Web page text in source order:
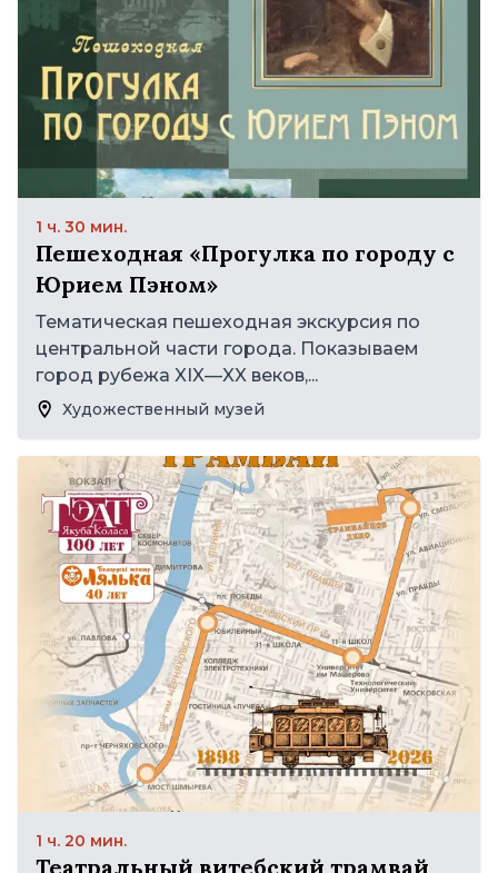
1 ч. 30 мин.
Пешеходная «Прогулка по городу с
Юрием Пэном»
Тематическая пешеходная экскурсия по
центральной части города. Показываем
город рубежа XIX—XX веков,...
Художественный музей
1 ч. 20 мин.
Театральный витебский трамвай